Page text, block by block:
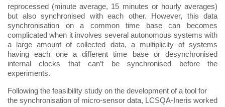
reprocessed (minute average, 15 minutes or hourly averages)
but also synchronised with each other. However, this data
synchronisation on a common time base can becomes
complicated when it involves several autonomous systems with
a large amount of collected data, a multiplicity of systems
having each one a different time base or desynchronised
internal clocks that can’t be synchronised before the
experiments.
Following the feasibility study on the development of a tool for
the synchronisation of micro-sensor data, LCSQA-Ineris worked